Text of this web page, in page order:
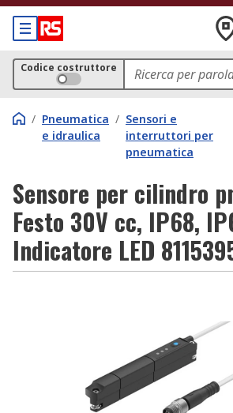
Codice costruttore
/ Pneumatica
e idraulica
/ Sensori e
interruttori per
pneumatica
Sensore per cilindro
Festo 30V cc, IP68,
Indicatore LED